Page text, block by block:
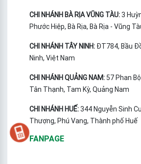
CHI NHÁNH BÀ RỊA VŨNG TÀU:3
Phước Hiệp, Bà Rịa, Bà Rịa - Vũng
CHI NHÁNH TÂY NINH: ĐT784, Bầu
Ninh, Việt Nam
CHI NHÁNH QUẢNG NAM: 57 Phan
Tân Thạnh, Tam Kỳ, Quảng Nam
CHI NHÁNH HUẾ:344 Nguyễn Sinh
Thượng, Phú Vang, Thành phố Huế
FANPAGE